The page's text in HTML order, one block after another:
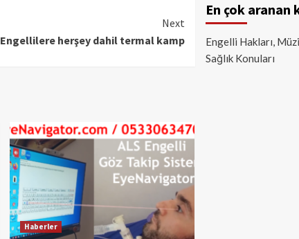
Next
Engellilere herşey dahil termal kamp
Haberler
En çok aranan
Engelli Hakları,
Sağlık Konuları